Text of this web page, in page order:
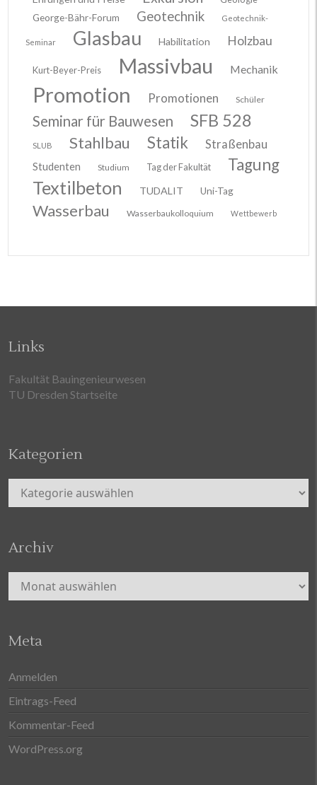
George-Bähr-Forum
Geotechnik Geotechnik-
Seminar Glasbau Habilitation Holzbau
Kurt-Beyer-Preis Massivbau Mechanik
Promotion Promotionen Schüler
Seminar für Bauwesen SFB 528
SLUB Stahlbau Statik Straßenbau
Studenten Studium Tag der Fakultät Tagung
Textilbeton TUDALIT Uni-Tag
Wasserbau Wasserbaukolloquium Wettbewerb
Links
Fakultät Bauingenieurwesen
TU Dresden Startseite
Kategorien
Kategorien
Archiv
Archiv
Meta
Anmelden
Eintrags-Feed
Kommentar-Feed
WordPress.org